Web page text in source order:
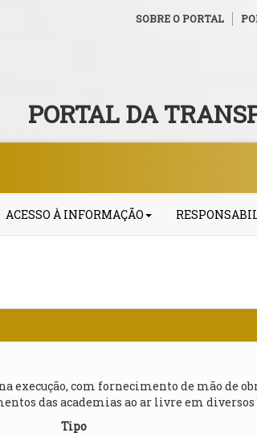
SOBRE O PORTAL
PORTAL DA
ACESSO À INFORMAÇÃO
execução, com fornecimento de mão de
das academias ao ar livre em
Tipo